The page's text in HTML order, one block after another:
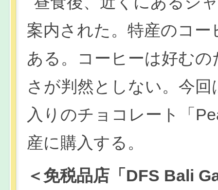
案内された。特産のコ
ある。コーヒーは好む
さが判然としない。今
入りのチョコレート「
産に購入する。
＜免税品店「DFS Bali